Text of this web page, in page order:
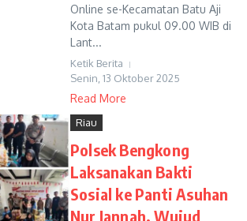
Online se-Kecamatan Batu Aji
Kota Batam pukul 09.00 WIB di
Lant...
Ketik Berita
Senin, 13 Oktober 2025
Read More
Riau
Polsek Bengkong
Laksanakan Bakti
Sosial ke Panti Asuhan
Nur Jannah, Wujud